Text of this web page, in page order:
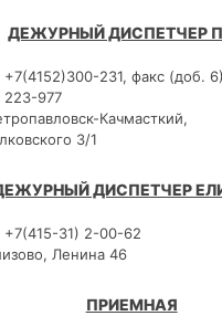
ДЕЖУРНЫЙ ДИСПЕТЧЕР
+7(4152)300-231, факс (доб.
223-977
Качмасткий,
3/1
ДИСПЕТЧЕР
+7(415-31) 2-00-62
Ленина 46
ПРИЕМНАЯ